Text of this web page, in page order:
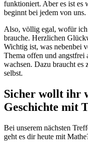
funktioniert. Aber es ist es
beginnt bei jedem von uns.
Also, völlig egal, wofür
brauche. Herzlichen
Wichtig ist, was nebenbei
Thema offen und angstfrei
wachsen. Dazu braucht es
selbst.
Sicher wollt ihr
Geschichte mit
Bei unserem nächsten
geht es dir heute mit